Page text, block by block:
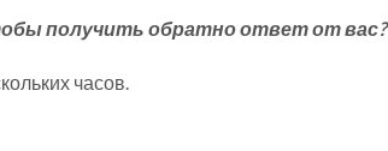
получить обратно ответ от вас?
часов.